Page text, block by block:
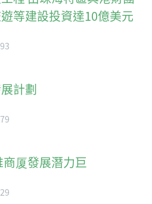
等建設投資達10億美元
計劃
厦發展潛力巨